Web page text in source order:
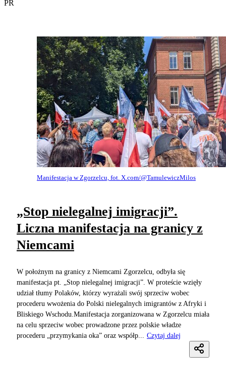
PR
Manifestacja w Zgorzelcu, fot. X.com/@TamulewiczMilos
„Stop nielegalnej imigracji”.
Liczna manifestacja na granicy z
Niemcami
W położnym na granicy z Niemcami Zgorzelcu, odbyła się
manifestacja pt. „Stop nielegalnej imigracji”. W proteście wzięły
udział tłumy Polaków, którzy wyrażali swój sprzeciw wobec
procederu wwożenia do Polski nielegalnych imigrantów z Afryki i
Bliskiego Wschodu.Manifestacja zorganizowana w Zgorzelcu miała
na celu sprzeciw wobec prowadzone przez polskie władze
procederu „przymykania oka” oraz współp...
Czytaj dalej